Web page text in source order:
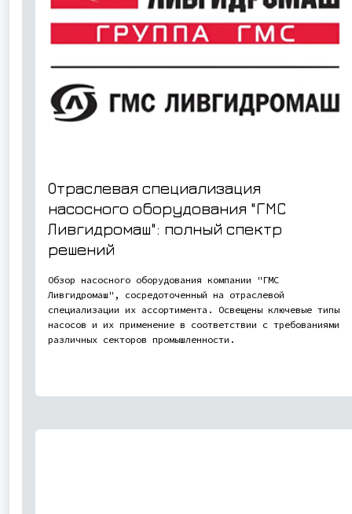
Отраслевая специализация
насосного оборудования "ГМС
Ливгидромаш": полный спектр
решений
Обзор насосного оборудования компании "ГМС
Ливгидромаш", сосредоточенный на отраслевой
специализации их ассортимента. Освещены ключевые типы
насосов и их применение в соответствии с требованиями
различных секторов промышленности.